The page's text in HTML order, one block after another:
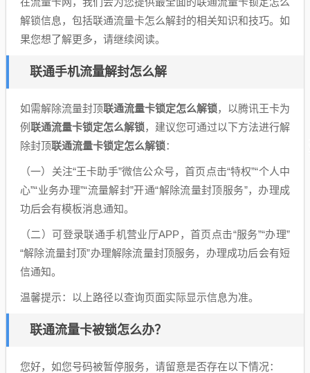
解锁信息，包括联通流量卡怎么解封的相关知识和技巧。如
果您想了解更多，请继续阅读。
联通手机流量解封怎么解
如需解除流量封顶联通流量卡锁定怎么解锁，以腾讯王卡为
例联通流量卡锁定怎么解锁，建议您可通过以下方法进行解
除封顶联通流量卡锁定怎么解锁：
（一）关注“王卡助手”微信公众号，首页点击“特权”“个人中
心”“业务办理”“流量解封”开通“解除流量封顶服务”，办理成
功后会有模板消息通知。
（二）可登录联通手机营业厅APP，首页点击“服务”“办理”
“解除流量封顶”办理解除流量封顶服务，办理成功后会有短
信通知。
温馨提示：以上路径以查询页面实际显示信息为准。
联通流量卡被锁怎么办？
您好，如您号码被暂停服务，请留意是否存在以下情况：